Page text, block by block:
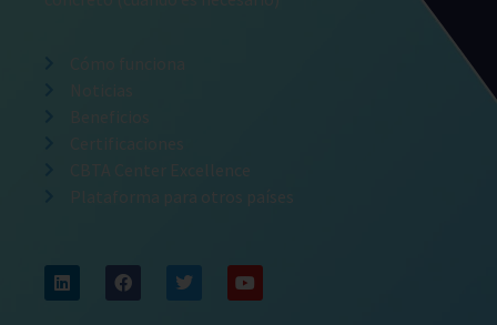
CBTA Center Excellence
Plataforma para otros países